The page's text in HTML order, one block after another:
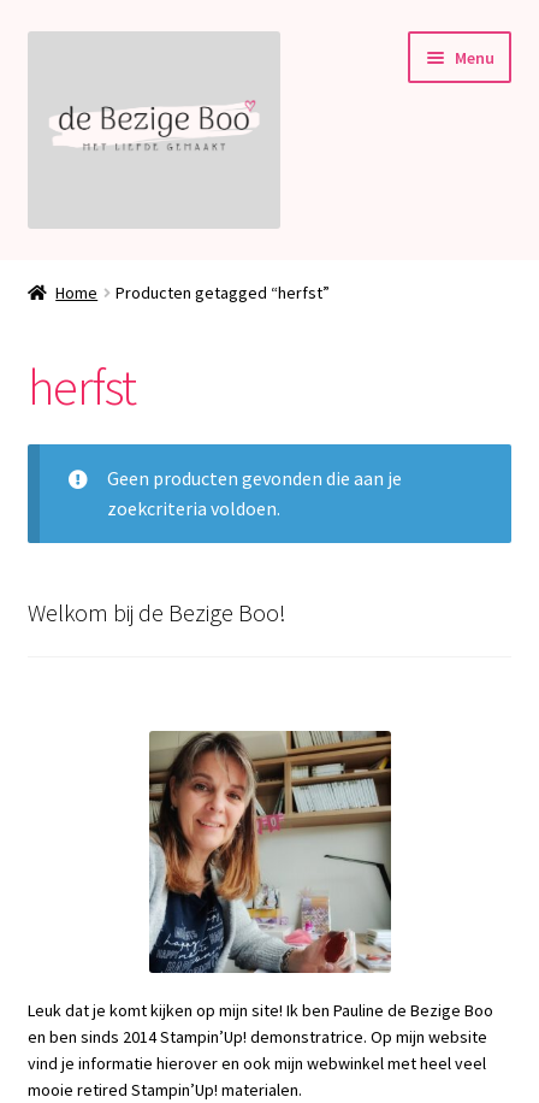
navigatie
inhoud
Menu
Blog
Contact
Home Producten getagged “herfst”
herfst
Geen producten gevonden die aan je
zoekcriteria voldoen.
Welkom bij de Bezige Boo!
Leuk dat je komt kijken op mijn site! Ik ben Pauline de Bezige Boo
en ben sinds 2014 Stampin’Up! demonstratrice. Op mijn website
vind je informatie hierover en ook mijn webwinkel met heel veel
mooie retired Stampin’Up! materialen.